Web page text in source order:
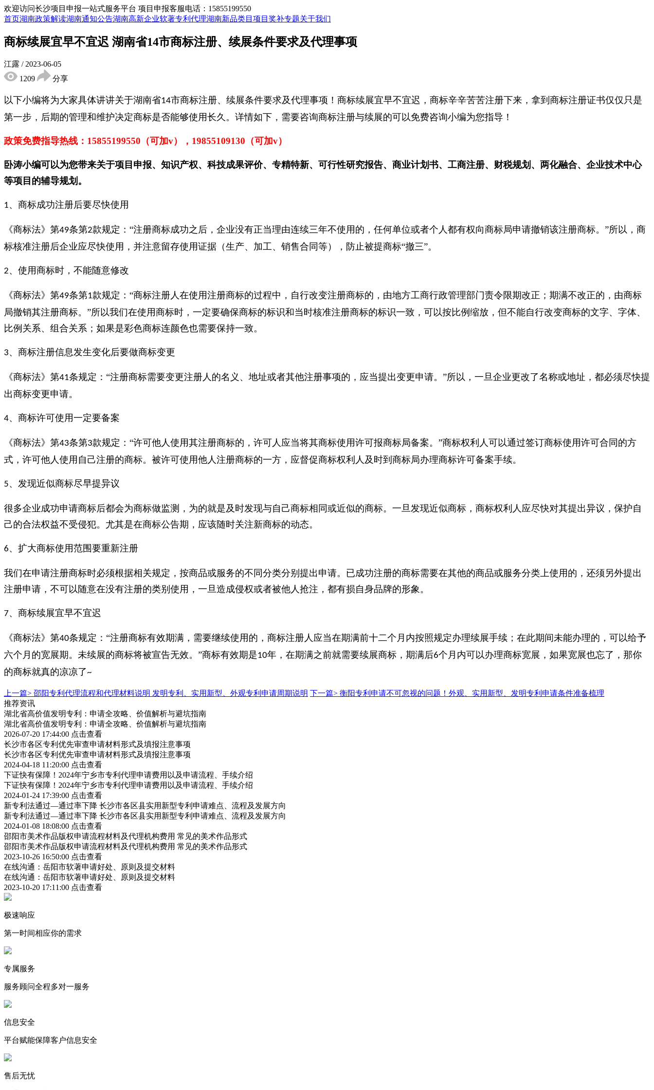
欢迎访问长沙项目申报一站式服务平台 项目申报客服电话：15855199550
首页湖南政策解读湖南通知公告湖南高新企业软著专利代理湖南新品类目 项目奖补专题关于我们
商标续展宜早不宜迟 湖南省14市商标注册、续展条件要求及代理事项
江露 / 2023-06-05
1209
分享
以下小编将为大家具体讲讲关于湖南省14市商标注册、续展条件要求及代理事项！ 商标续展宜早不宜迟，商标辛辛苦苦注册下来，拿到商标注册证书仅仅只是
第一步，后期的管理和维护决定商标是否能够使用长久。详情如下，需要咨询商标注册与续展的可以免费咨询小编为您指导！
政策免费指导热线： 15855199550（可加v），19855109130（可加v）
卧涛小编可以为您带来关于项目申报、知识产权、科技成果评价、专精特新、可行性研究报告、商业计划书、工商注册、财税规划、两化融合、企业技术中心
等项目的辅导规划。
1、商标成功注册后要尽快使用
《商标法》第49条第2款规定：“注册商标成功之后，企业没有正当理由连续三年不使用的，任何单位或者个人都有权向商标局申请撤销该注册商标。”所以，商
标核准注册后企业应尽快使用，并注意留存使用证据（生产、加工、销售合同等），防止被提商标“撤三”。
2、使用商标时，不能随意修改
《商标法》第49条第1款规定：“商标注册人在使用注册商标的过程中，自行改变注册商标的，由地方工商行政管理部门责令限期改正；期满不改正的，由商标
局撤销其注册商标。”所以我们在使用商标时，一定要确保商标的标识和当时核准注册商标的标识一致，可以按比例缩放，但不能自行改变商标的文字、字体、
比例关系、组合关系；如果是彩色商标连颜色也需要保持一致。
3、商标注册信息发生变化后要做商标变更
《商标法》第41条规定：“注册商标需要变更注册人的名义、地址或者其他注册事项的，应当提出变更申请。”所以，一旦企业更改了名称或地址，都必须尽快提
出商标变更申请。
4、商标许可使用一定要备案
《商标法》第43条第3款规定：“许可他人使用其注册商标的，许可人应当将其商标使用许可报商标局备案。”商标权利人可以通过签订商标使用许可合同的方
式，许可他人使用自己注册的商标。被许可使用他人注册商标的一方，应督促商标权利人及时到商标局办理商标许可备案手续。
5、发现近似商标尽早提异议
很多企业成功申请商标后都会为商标做监测，为的就是及时发现与自己商标相同或近似的商标。一旦发现近似商标，商标权利人应尽快对其提出异议，保护自
己的合法权益不受侵犯。尤其是在商标公告期，应该随时关注新商标的动态。
6、扩大商标使用范围要重新注册
我们在申请注册商标时必须根据相关规定，按商品或服务的不同分类分别提出申请。已成功注册的商标需要在其他的商品或服务分类上使用的，还须另外提出
注册申请，不可以随意在没有注册的类别使用，一旦造成侵权或者被他人抢注，都有损自身品牌的形象。
7、商标续展宜早不宜迟
《商标法》第40条规定：“注册商标有效期满，需要继续使用的，商标注册人应当在期满前十二个月内按照规定办理续展手续；在此期间未能办理的，可以给予
六个月的宽展期。未续展的商标将被宣告无效。”商标有效期是10年，在期满之前就需要续展商标，期满后6个月内可以办理商标宽展，如果宽展也忘了，那你
的商标就真的凉凉了~
上一篇> 邵阳专利代理流程和代理材料说明 发明专利、实用新型、外观专利申请周期说明 下一篇> 衡阳专利申请不可忽视的问题！外观、实用新型、发明专利申请条件准备梳理
推荐资讯
湖北省高价值发明专利：申请全攻略、价值解析与避坑指南
湖北省高价值发明专利：申请全攻略、价值解析与避坑指南
2026-07-20 17:44:00 点击查看
长沙市各区专利优先审查申请材料形式及填报注意事项
长沙市各区专利优先审查申请材料形式及填报注意事项
2024-04-18 11:20:00 点击查看
下证快有保障！2024年宁乡市专利代理申请费用以及申请流程、手续介绍
下证快有保障！2024年宁乡市专利代理申请费用以及申请流程、手续介绍
2024-01-24 17:39:00 点击查看
新专利法通过—通过率下降 长沙市各区县实用新型专利申请难点、流程及发展方向
新专利法通过—通过率下降 长沙市各区县实用新型专利申请难点、流程及发展方向
2024-01-08 18:08:00 点击查看
邵阳市美术作品版权申请流程材料及代理机构费用 常见的美术作品形式
邵阳市美术作品版权申请流程材料及代理机构费用 常见的美术作品形式
2023-10-26 16:50:00 点击查看
在线沟通：岳阳市软著申请好处、原则及提交材料
在线沟通：岳阳市软著申请好处、原则及提交材料
2023-10-20 17:11:00 点击查看
极速响应
第一时间相应你的需求
专属服务
服务顾问全程多对一服务
信息安全
平台赋能保障客户信息安全
售后无忧